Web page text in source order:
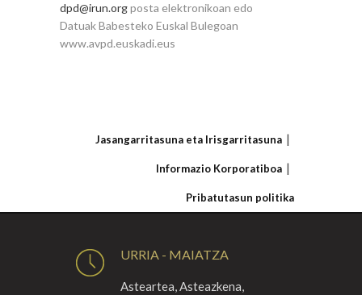
dpd@irun.orgposta elektronikoan edo
Datuak Babesteko Euskal Bulegoan
www.avpd.euskadi.eus
Jasangarritasuna eta Irisgarritasuna
Informazio Korporatiboa
Pribatutasun politika
URRIA - MAIATZA
Asteartea, Asteazkena,